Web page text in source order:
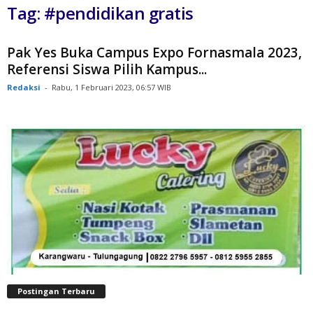
Tag: #pendidikan gratis
Pak Yes Buka Campus Expo Fornasmala 2023,
Referensi Siswa Pilih Kampus...
Redaksi - Rabu, 1 Februari 2023, 06:57 WIB
Postingan Terbaru